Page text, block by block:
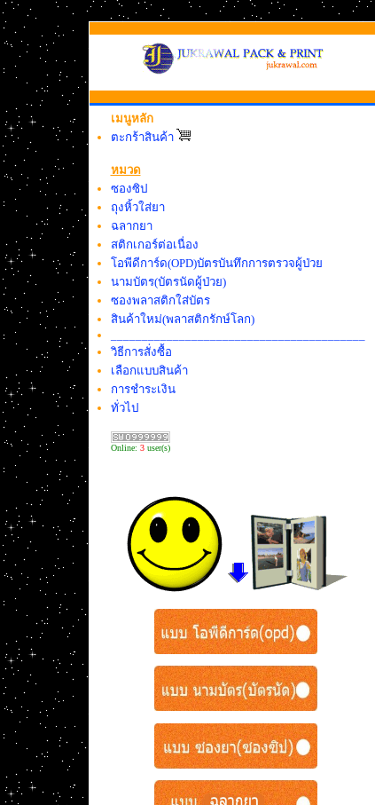
เมนูหลัก
ตะกร้าสินค้า
หมวด
ซองซิป
ถุงหิ้วใส่ยา
ฉลากยา
สติกเกอร์ต่อเนื่อง
โอพีดีการ์ด(OPD)บัตรบันทึกการตรวจผู้ป่วย
นามบัตร(บัตรนัดผู้ป่วย)
ซองพลาสติกใส่บัตร
สินค้าใหม่(พลาสติกรักษ์โลก)
วิธีการสั่งซื้อ
เลือกแบบสินค้า
การชำระเงิน
ทั่วไป
Online: 3user(s)